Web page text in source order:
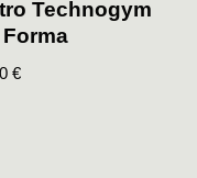
Technogym
€